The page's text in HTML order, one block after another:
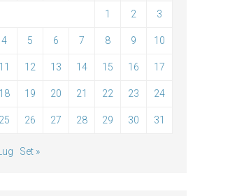
1 2 3
4 5 6 7 8 9 10
11 12 13 14 15 16 17
18 19 20 21 22 23 24
25 26 27 28 29 30 31
Set »